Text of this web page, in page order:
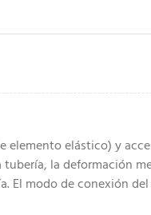
elemento elástico) y
la deformación
El modo de conexión